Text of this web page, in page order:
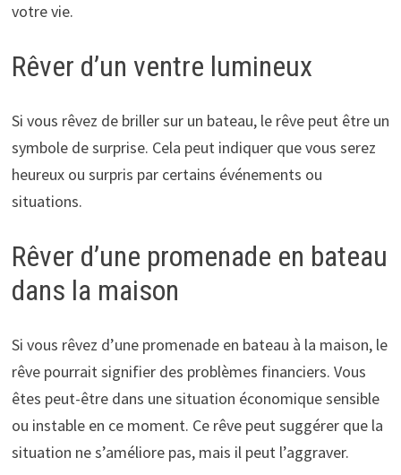
votre vie.
Rêver d’un ventre lumineux
Si vous rêvez de briller sur un bateau, le rêve peut être un
symbole de surprise. Cela peut indiquer que vous serez
heureux ou surpris par certains événements ou
situations.
Rêver d’une promenade en bateau
dans la maison
Si vous rêvez d’une promenade en bateau à la maison, le
rêve pourrait signifier des problèmes financiers. Vous
êtes peut-être dans une situation économique sensible
ou instable en ce moment. Ce rêve peut suggérer que la
situation ne s’améliore pas, mais il peut l’aggraver.